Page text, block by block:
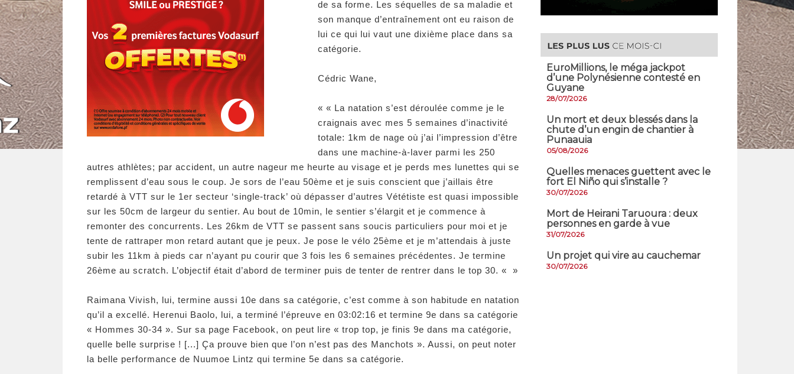
de sa forme. Les séquelles de sa maladie et
son manque d’entraînement ont eu raison de
lui ce qui lui vaut une dixième place dans sa
catégorie.
Cédric Wane,
« « La natation s’est déroulée comme je le
craignais avec mes 5 semaines d’inactivité
totale: 1km de nage où j’ai l’impression d’être
dans une machine-à-laver parmi les 250
autres athlètes; par accident, un autre nageur me heurte au visage et je perds mes lunettes qui se
remplissent d’eau sous le coup. Je sors de l’eau 50ème et je suis conscient que j’aillais être
retardé à VTT sur le 1er secteur ‘single-track’ où dépasser d’autres Vététiste est quasi impossible
sur les 50cm de largeur du sentier. Au bout de 10min, le sentier s’élargit et je commence à
remonter des concurrents. Les 26km de VTT se passent sans soucis particuliers pour moi et je
tente de rattraper mon retard autant que je peux. Je pose le vélo 25ème et je m’attendais à juste
subir les 11km à pieds car n’ayant pu courir que 3 fois les 6 semaines précédentes. Je termine
26ème au scratch. L’objectif était d’abord de terminer puis de tenter de rentrer dans le top 30. « »
Raimana Vivish, lui, termine aussi 10e dans sa catégorie, c’est comme à son habitude en natation
qu’il a excellé. Herenui Baolo, lui, a terminé l’épreuve en 03:02:16 et termine 9e dans sa catégorie
« Hommes 30-34 ». Sur sa page Facebook, on peut lire « trop top, je finis 9e dans ma catégorie,
quelle belle surprise ! [...] Ça prouve bien que l’on n’est pas des Manchots ». Aussi, on peut noter
la belle performance de Nuumoe Lintz qui termine 5e dans sa catégorie.
EuroMillions, ​le méga jackpot
d’une Polynésienne contesté en
Guyane
28/07/2026
​Un mort et deux blessés dans la
chute d’un engin de chantier à
Punaauia
05/08/2026
Quelles menaces guettent avec le
fort El Niño qui s’installe ?
30/07/2026
Mort de Heirani Taruoura : deux
personnes en garde à vue
31/07/2026
Un projet qui vire au cauchemar
30/07/2026